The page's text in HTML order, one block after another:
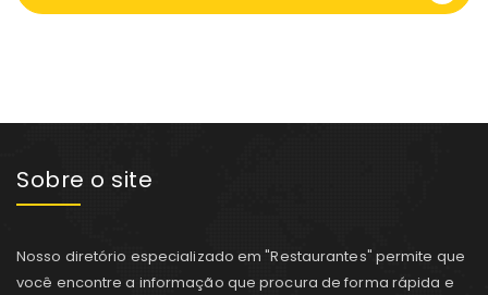
Sobre o site
Nosso diretório especializado em "Restaurantes" permite que
você encontre a informação que procura de forma rápida e